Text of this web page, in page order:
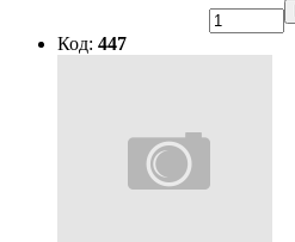
Код: 447